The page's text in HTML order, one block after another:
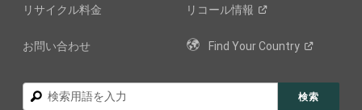
リサイクル料金 リコール情報
お問い合わせ Find YourCountry
検
索
検索